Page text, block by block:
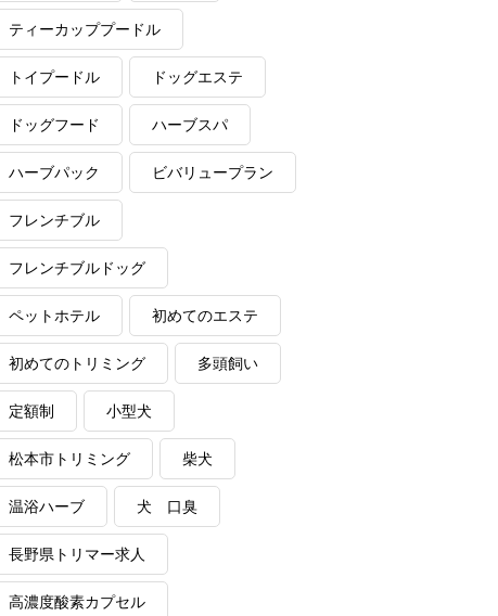
ティーカッププードル
トイプードル ドッグエステ
ドッグフード ハーブスパ
ハーブパック ビバリュープラン
フレンチブル
フレンチブルドッグ
ペットホテル 初めてのエステ
初めてのトリミング 多頭飼い
定額制 小型犬
松本市トリミング 柴犬
温浴ハーブ 犬 口臭
長野県トリマー求人
高濃度酸素カプセル